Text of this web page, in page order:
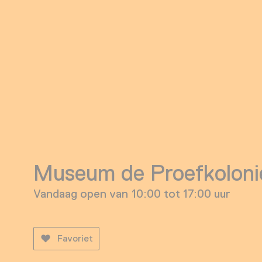
Museum de
Vandaag open van 10:00 tot 17:00 uur
Favoriet